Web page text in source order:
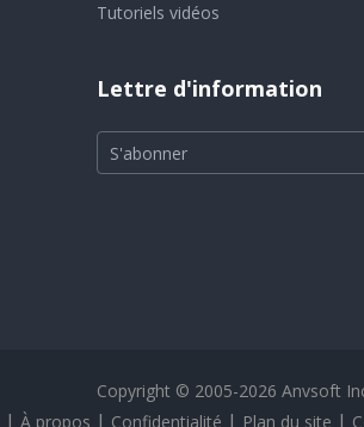
Tutoriels vidéos
Lettre d'information
S'abonner
Copyright © 2005-2026 Anvsoft
| À propos | Confidentialité | Plan du site |